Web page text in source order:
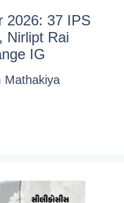
2026: 37 IPS
Nirlipt Rai
IG
Mathakiya